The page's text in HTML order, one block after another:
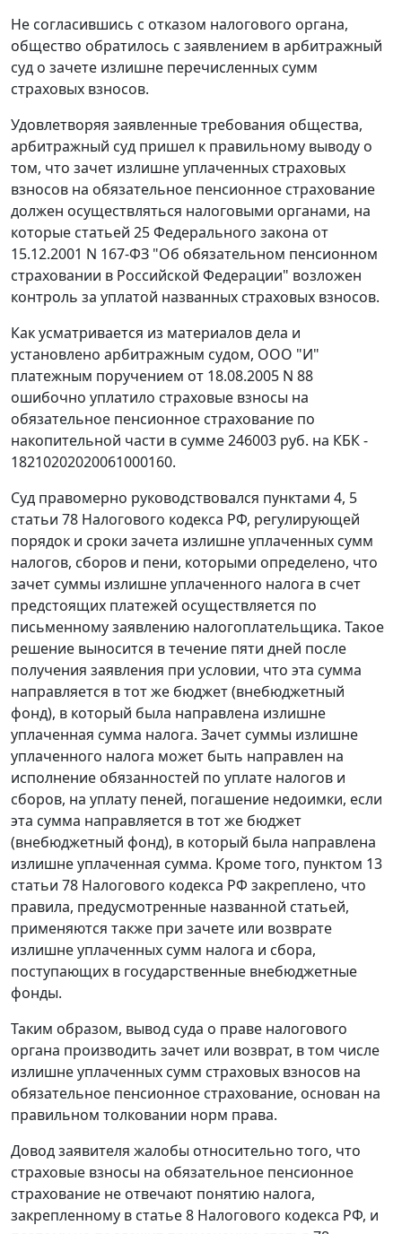
Не согласившись с отказом налогового органа,
общество обратилось с заявлением в арбитражный
суд о зачете излишне перечисленных сумм
страховых взносов.
Удовлетворяя заявленные требования общества,
арбитражный суд пришел к правильному выводу о
том, что зачет излишне уплаченных страховых
взносов на обязательное пенсионное страхование
должен осуществляться налоговыми органами, на
которые статьей 25Федерального закона от
15.12.2001 N 167-ФЗ "Об обязательном пенсионном
страховании в Российской Федерации" возложен
контроль за уплатой названных страховых взносов.
Как усматривается из материалов дела и
установлено арбитражным судом, ООО "И"
платежным поручением от 18.08.2005 N 88
ошибочно уплатило страховые взносы на
обязательное пенсионное страхование по
накопительной части в сумме 246003 руб. на КБК -
18210202020061000160.
Суд правомерно руководствовался пунктами 4, 5
статьи 78 Налогового кодекса РФ, регулирующей
порядок и сроки зачета излишне уплаченных сумм
налогов, сборов и пени, которыми определено, что
зачет суммы излишне уплаченного налога в счет
предстоящих платежей осуществляется по
письменному заявлению налогоплательщика. Такое
решение выносится в течение пяти дней после
получения заявления при условии, что эта сумма
направляется в тот же бюджет (внебюджетный
фонд), в который была направлена излишне
уплаченная сумма налога. Зачет суммы излишне
уплаченного налога может быть направлен на
исполнение обязанностей по уплате налогов и
сборов, на уплату пеней, погашение недоимки, если
эта сумма направляется в тот же бюджет
(внебюджетный фонд), в который была направлена
излишне уплаченная сумма. Кроме того, пунктом 13
статьи 78 Налогового кодекса РФ закреплено, что
правила, предусмотренные названной статьей,
применяются также при зачете или возврате
излишне уплаченных сумм налога и сбора,
поступающих в государственные внебюджетные
фонды.
Таким образом, вывод суда о праве налогового
органа производить зачет или возврат, в том числе
излишне уплаченных сумм страховых взносов на
обязательное пенсионное страхование, основан на
правильном толковании норм права.
Довод заявителя жалобы относительно того, что
страховые взносы на обязательное пенсионное
страхование не отвечают понятию налога,
закрепленному в статье 8 Налогового кодекса РФ, и